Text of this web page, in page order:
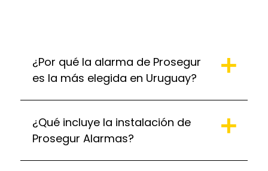
¿Por qué la alarma de Prosegur
es la más elegida en Uruguay?
¿Qué incluye la instalación de
Prosegur Alarmas?